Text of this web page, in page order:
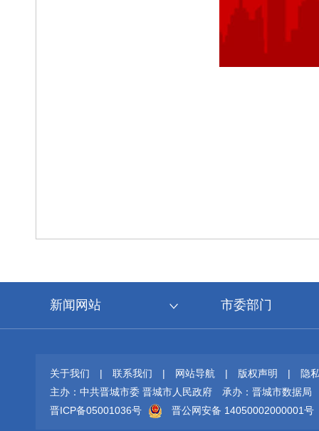
新闻网站 市委部门
关于我们 | 联系我们 | 网站导航 | 版权声明 |
隐
主办：中共晋城市委 晋城市人民政府
承办：晋城市数据局
晋ICP备05001036号
晋公网安备 14050002000001号